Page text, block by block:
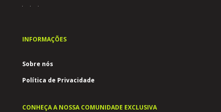
INFORMAÇÕES
Sobre nós
Política de Privacidade
CONHEÇA A NOSSA COMUNIDADE EXCLUSIVA